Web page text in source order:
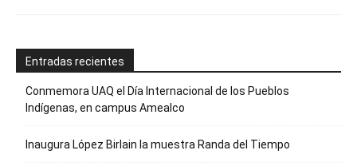
Entradas recientes
Conmemora UAQ el Día Internacional de los Pueblos
Indígenas, en campus Amealco
Inaugura López Birlain la muestra Randa del Tiempo